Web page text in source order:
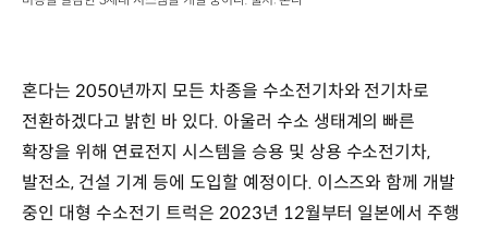
혼다는 2050년까지 모든 차종을 수소전기차와 전기차로
전환하겠다고 밝힌 바 있다. 아울러 수소 생태계의 빠른
확장을 위해 연료전지 시스템을 승용 및 상용 수소전기차,
발전소, 건설 기계 등에 도입할 예정이다. 이스즈와 함께 개발
중인 대형 수소전기 트럭은 2023년 12월부터 일본에서 주행